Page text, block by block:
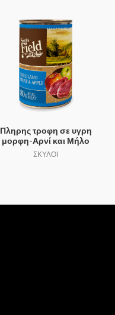
Πληρης τροφη σε υγρη
μορφη-Αρνί και Μήλο
ΣΚΥΛΟΙ